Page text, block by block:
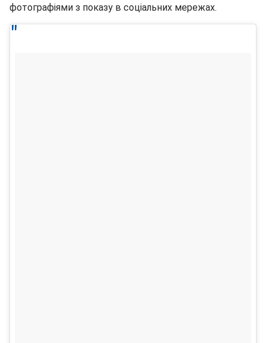
фотографіями з показу в соціальних мережах.